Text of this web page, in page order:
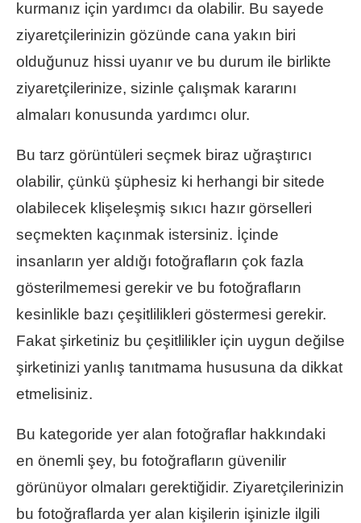
kurmanız için yardımcı da olabilir. Bu sayede
ziyaretçilerinizin gözünde cana yakın biri
olduğunuz hissi uyanır ve bu durum ile birlikte
ziyaretçilerinize, sizinle çalışmak kararını
almaları konusunda yardımcı olur.
Bu tarz görüntüleri seçmek biraz uğraştırıcı
olabilir, çünkü şüphesiz ki herhangi bir sitede
olabilecek klişeleşmiş sıkıcı hazır görselleri
seçmekten kaçınmak istersiniz. İçinde
insanların yer aldığı fotoğrafların çok fazla
gösterilmemesi gerekir ve bu fotoğrafların
kesinlikle bazı çeşitlilikleri göstermesi gerekir.
Fakat şirketiniz bu çeşitlilikler için uygun değilse
şirketinizi yanlış tanıtmama hususuna da dikkat
etmelisiniz.
Bu kategoride yer alan fotoğraflar hakkındaki
en önemli şey, bu fotoğrafların güvenilir
görünüyor olmaları gerektiğidir. Ziyaretçilerinizin
bu fotoğraflarda yer alan kişilerin işinizle ilgili